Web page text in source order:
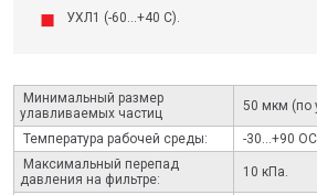
УХЛ1 (-60...+40 С).
Минимальный размер
улавливаемых частиц
50 мкм (по
Температура рабочей среды:
-30...+90 ОС
Максимальный перепад
давления на фильтре:
10 кПа.